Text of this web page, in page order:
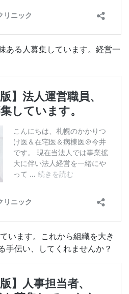
ある人募集しています。経営一
います。これから組織を大き
手伝い、してくれませんか？